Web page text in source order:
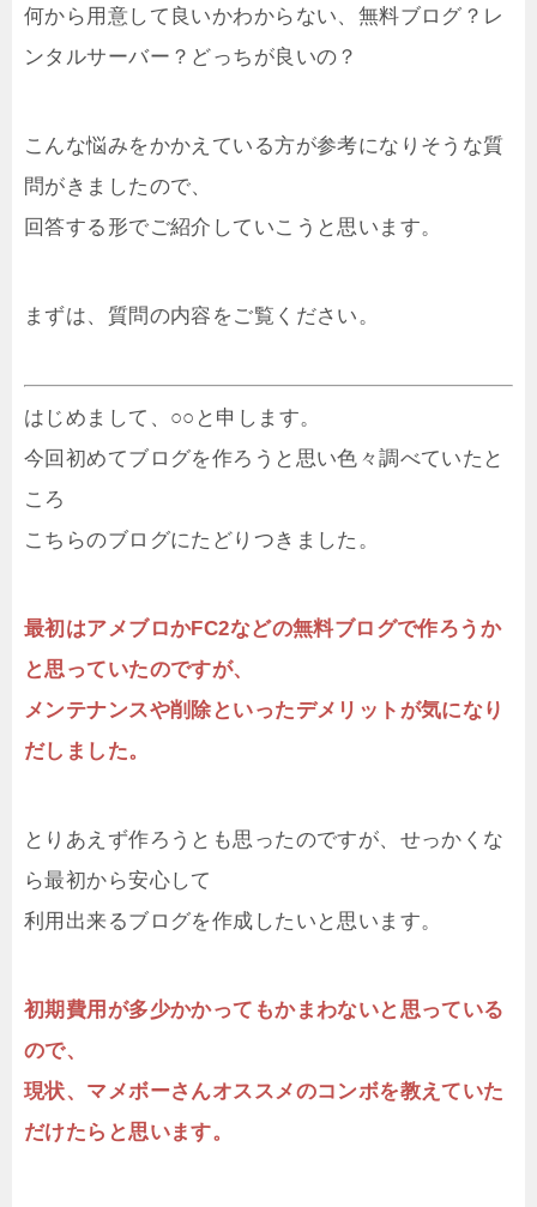
何から用意して良いかわからない、無料ブログ？レ
ンタルサーバー？どっちが良いの？
こんな悩みをかかえている方が参考になりそうな質
問がきましたので、
回答する形でご紹介していこうと思います。
まずは、質問の内容をご覧ください。
はじめまして、○○と申します。
今回初めてブログを作ろうと思い色々調べていたと
ころ
こちらのブログにたどりつきました。
最初はアメブロかFC2などの無料ブログで作ろうか
と思っていたのですが、
メンテナンスや削除といったデメリットが気になり
だしました。
とりあえず作ろうとも思ったのですが、せっかくな
ら最初から安心して
利用出来るブログを作成したいと思います。
初期費用が多少かかってもかまわないと思っている
ので、
現状、マメボーさんオススメのコンボを教えていた
だけたらと思います。